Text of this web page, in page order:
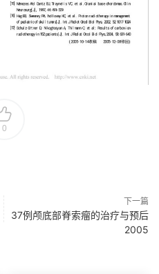
0
下一篇
37例颅底部脊索瘤的治疗与预后
2005